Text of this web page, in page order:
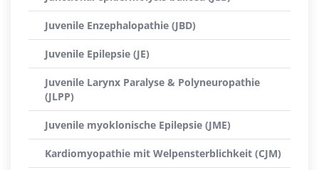
Juvenile Enzephalopathie (JBD)
Juvenile Epilepsie (JE)
Juvenile Larynx Paralyse & Polyneuropathie
(JLPP)
Juvenile myoklonische Epilepsie (JME)
Kardiomyopathie mit Welpensterblichkeit (CJM)